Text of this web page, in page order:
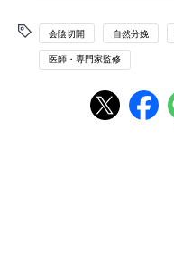
会陰切開 自然分娩
医師・専門家監修